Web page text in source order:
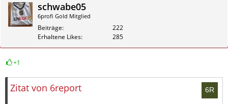
schwabe05
6profi Gold Mitglied
Beiträge
222
Erhaltene Likes
285
+1
Zitat von 6report